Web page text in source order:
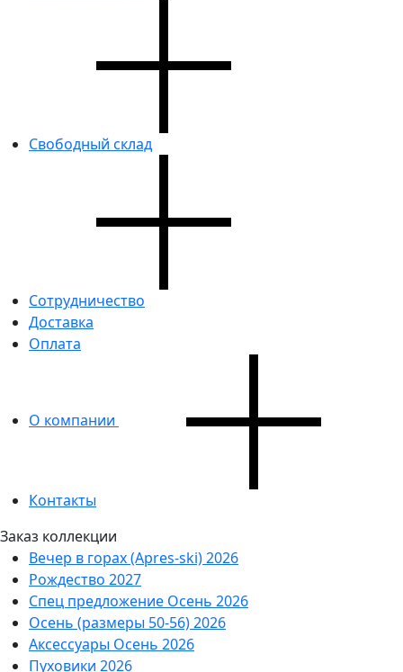
Свободный склад
Сотрудничество
Доставка
Оплата
О компании
Контакты
Заказ коллекции
Вечер в горах (Apres-ski) 2026
Рождество 2027
Спец предложение Осень 2026
Осень (размеры 50-56) 2026
Аксессуары Осень 2026
Пуховики 2026